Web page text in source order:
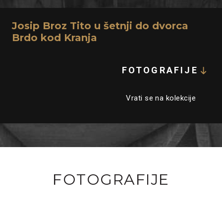
Josip Broz Tito u šetnji do dvorca
Brdo kod Kranja
FOTOGRAFIJE
Vrati se na kolekcije
FOTOGRAFIJE